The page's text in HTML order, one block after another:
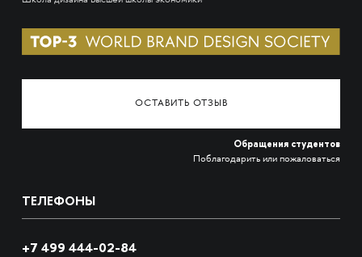
ОСТАВИТЬ ОТЗЫВ
Обращения студентов
Поблагодарить или пожаловаться
ТЕЛЕФОНЫ
+7 499 444-02-84